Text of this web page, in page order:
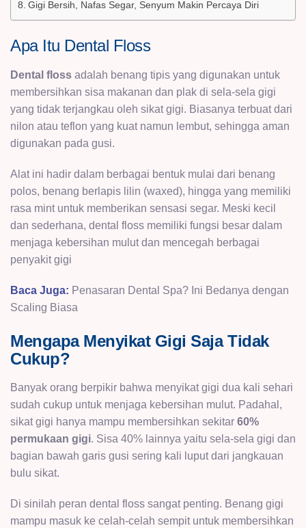
Gigi Bersih, Nafas Segar, Senyum Makin Percaya Diri
Apa Itu Dental Floss
Dental floss adalah benang tipis yang digunakan untuk
membersihkan sisa makanan dan plak di sela-sela gigi
yang tidak terjangkau oleh sikat gigi. Biasanya terbuat dari
nilon atau teflon yang kuat namun lembut, sehingga aman
digunakan pada gusi.
Alat ini hadir dalam berbagai bentuk mulai dari benang
polos, benang berlapis lilin (waxed), hingga yang memiliki
rasa mint untuk memberikan sensasi segar. Meski kecil
dan sederhana, dental floss memiliki fungsi besar dalam
menjaga kebersihan mulut dan mencegah berbagai
penyakit gigi
Baca Juga: Penasaran Dental Spa? Ini Bedanya dengan
Scaling Biasa
Mengapa Menyikat Gigi Saja Tidak
Cukup?
Banyak orang berpikir bahwa menyikat gigi dua kali sehari
sudah cukup untuk menjaga kebersihan mulut. Padahal,
sikat gigi hanya mampu membersihkan sekitar 60%
permukaan gigi. Sisa 40% lainnya yaitu sela-sela gigi dan
bagian bawah garis gusi sering kali luput dari jangkauan
bulu sikat.
Di sinilah peran dental floss sangat penting. Benang gigi
mampu masuk ke celah-celah sempit untuk membersihkan